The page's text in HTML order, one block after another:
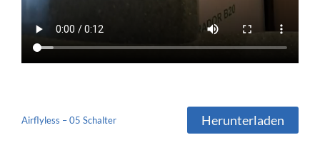
Airflyless – 05 Schalter Herunterladen